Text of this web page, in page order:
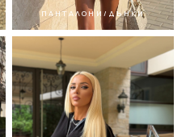
ПАНТАЛОНИ/ДЪНКИ